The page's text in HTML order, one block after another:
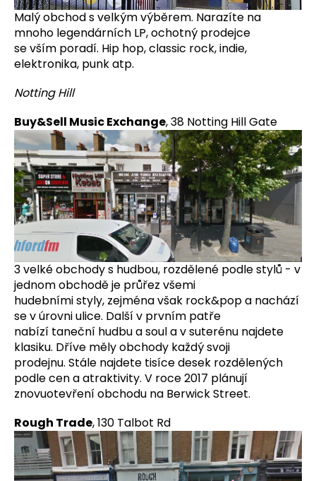
Malý obchod s velkým výběrem. Narazíte na
mnoho legendárních LP, ochotný prodejce
sevším poradí. Hip hop, classic rock, indie,
elektronika, punk atp.
Notting Hill
Buy&Sell Music Exchange, 38 Notting Hill Gate
3 velké obchody s hudbou, rozdělené podle stylů - v
jednom obchodě je průřez všemi
hudebními styly, zejména však rock&pop a nachází
se v úrovni ulice. Další v prvním patře
nabízí taneční hudbu a soul a v suterénu najdete
klasiku. Dříve měly obchody každý svoji
prodejnu. Stále najdete tisíce desek rozdělených
podle cen a atraktivity. V roce 2017 plánují
znovuotevření obchodu na Berwick Street.
Rough Trade, 130 Talbot Rd
HLEDAT
D
o
p
o
r
u
č
u
j
e
m
e
SPEJBL
&
HURVÍNEK
–
ABECEDA
SLUŠNÉHO
CHOVÁNÍ
2LP
1
Kč